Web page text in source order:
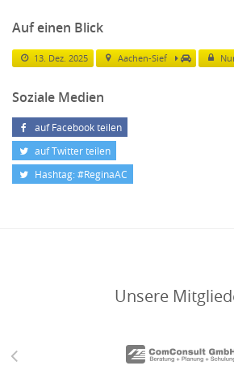
Auf einen Blick
13. Dez. 2025 Aachen-Sief
Soziale Medien
auf Facebook teilen
auf Twitter teilen
Hashtag: #ReginaAC
Unsere